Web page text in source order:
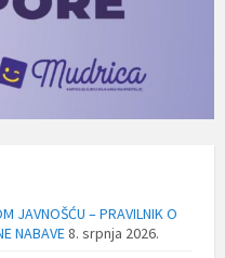
JAVNOŠĆU – PRAVILNIK O
NABAVE8. srpnja 2026.